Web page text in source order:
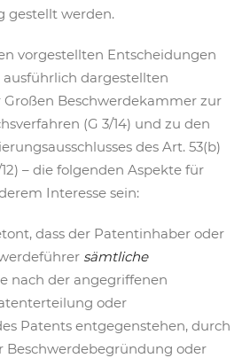
gestellt werden.
vorgestellten Entscheidungen
dargestellten
Beschwerdekammer zur
(G 3/14) und zu den
des Art. 53(b)
12) – die folgenden Aspekte für
Interesse sein:
dass der Patentinhaber oder
sämtliche
nach der angegriffenen
oder
Patents entgegenstehen, durch
Beschwerdebegründung oder